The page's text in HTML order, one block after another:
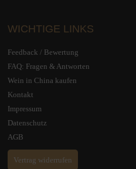
WICHTIGE LINKS
Feedback / Bewertung
FAQ: Fragen & Antworten
Wein in China kaufen
Kontakt
Impressum
Datenschutz
AGB
Vertrag widerrufen